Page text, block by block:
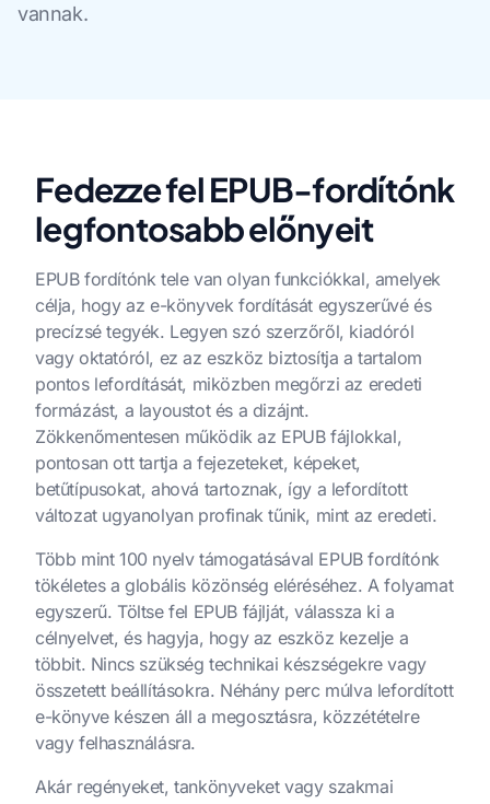
vannak.
Fedezze fel EPUB-fordítónk
legfontosabb előnyeit
EPUB fordítónk tele van olyan funkciókkal, amelyek
célja, hogy az e-könyvek fordítását egyszerűvé és
precízsé tegyék. Legyen szó szerzőről, kiadóról
vagy oktatóról, ez az eszköz biztosítja a tartalom
pontos lefordítását, miközben megőrzi az eredeti
formázást, a layoustot és a dizájnt.
Zökkenőmentesen működik az EPUB fájlokkal,
pontosan ott tartja a fejezeteket, képeket,
betűtípusokat, ahová tartoznak, így a lefordított
változat ugyanolyan profinak tűnik, mint az eredeti.
Több mint 100 nyelv támogatásával EPUB fordítónk
tökéletes a globális közönség eléréséhez. A folyamat
egyszerű. Töltse fel EPUB fájlját, válassza ki a
célnyelvet, és hagyja, hogy az eszköz kezelje a
többit. Nincs szükség technikai készségekre vagy
összetett beállításokra. Néhány perc múlva lefordított
e-könyve készen áll a megosztásra, közzétételre
vagy felhasználásra.
Akár regényeket, tankönyveket vagy szakmai